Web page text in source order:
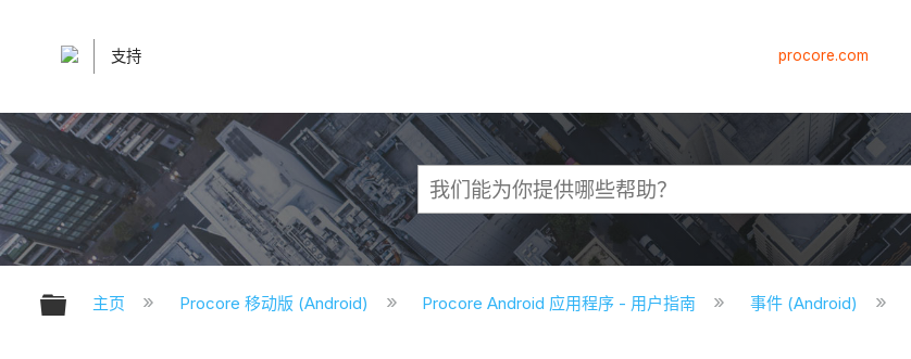
支持 procore.com
扩展/隐缩全局层次
主页 Procore 移动版 (Android) Procore Android 应用程序 - 用户指南 事件 (Android)